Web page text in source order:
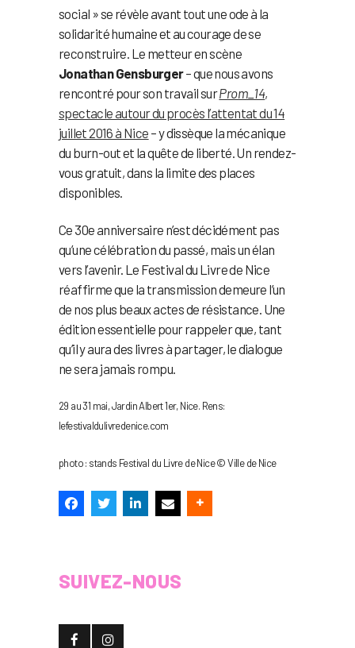
social » se révèle avant tout une ode à la
solidarité humaine et au courage de se
reconstruire. Le metteur en scène
Jonathan Gensburger– que nous avons
rencontré pour son travail surProm_14,
spectacle autour du procès l’attentat du 14
juillet 2016 à Nice – y dissèque la mécanique
du burn-out et la quête de liberté. Un rendez-
vous gratuit, dans la limite des places
disponibles.
Ce 30e anniversaire n’est décidément pas
qu’une célébration du passé, mais un élan
vers l’avenir. Le Festival du Livre de Nice
réaffirme que la transmission demeure l’un
de nos plus beaux actes de résistance. Une
édition essentielle pour rappeler que, tant
qu’il y aura des livres à partager, le dialogue
ne sera jamais rompu.
29 au 31 mai, Jardin Albert 1er, Nice. Rens:
lefestivaldulivredenice.com
photo : stands Festival du Livre de Nice © Ville de Nice
SUIVEZ-NOUS